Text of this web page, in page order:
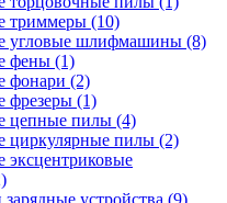
триммеры (10)
угловые шлифмашины (8)
фены (1)
фонари (2)
фрезеры (1)
цепные пилы (4)
циркулярные пилы (2)
эксцентриковые